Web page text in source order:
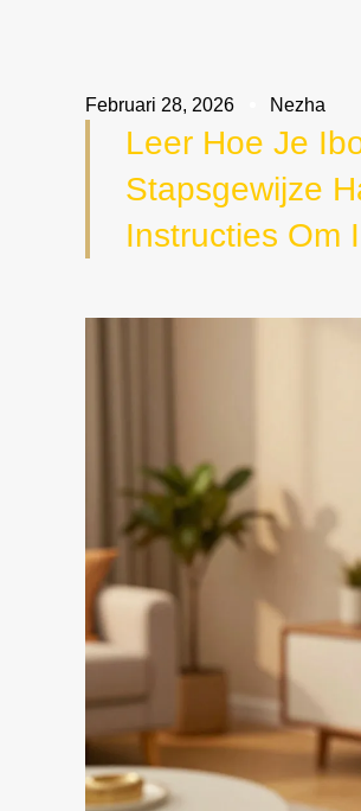
Februari 28, 2026 Nezha
Leer Hoe Je
Stapsgewijze
Instructies Om